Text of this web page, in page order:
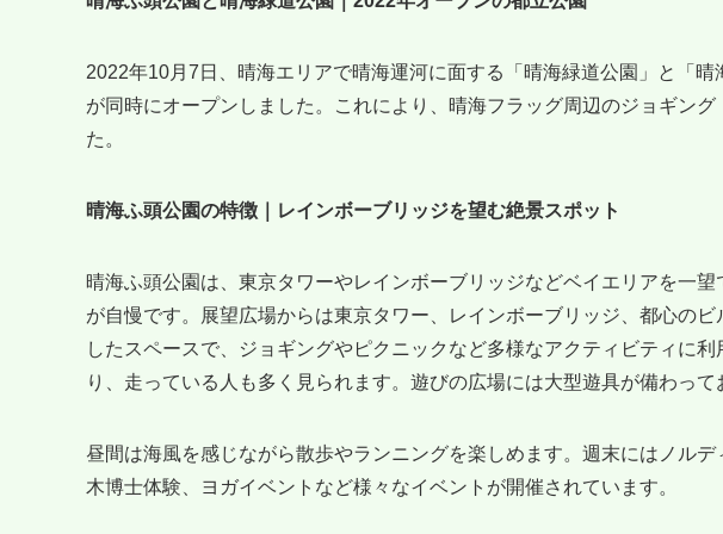
2022年10月7日、晴海エリアで晴海運河に面する「晴海緑道公園」と「晴
が同時にオープンしました。これにより、晴海フラッグ周辺のジョギン
た。
晴海ふ頭公園の特徴｜レインボーブリッジを望む絶景スポット
晴海ふ頭公園は、東京タワーやレインボーブリッジなどベイエリアを一
が自慢です。展望広場からは東京タワー、レインボーブリッジ、都心の
したスペースで、ジョギングやピクニックなど多様なアクティビティに
り、走っている人も多く見られます。遊びの広場には大型遊具が備わって
昼間は海風を感じながら散歩やランニングを楽しめます。週末にはノル
木博士体験、ヨガイベントなど様々なイベントが開催されています。